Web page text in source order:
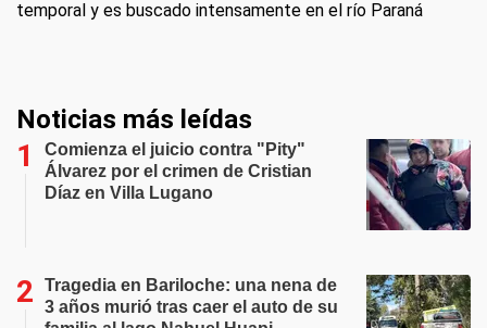
temporal y es buscado intensamente en el río Paraná
Noticias más leídas
Comienza el juicio contra "Pity"
Álvarez por el crimen de Cristian
Díaz en Villa Lugano
Tragedia en Bariloche: una nena de
3 años murió tras caer el auto de su